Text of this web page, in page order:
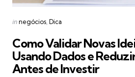
Categories
Posted
innegócios Dica
Como Validar Novas
Usando Dados e
Antes de Investir